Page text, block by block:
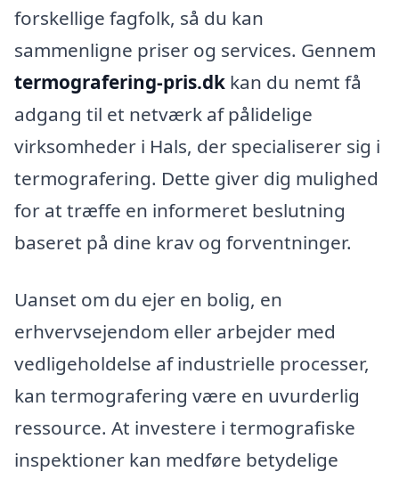
forskellige fagfolk, så du kan
sammenligne priser og services. Gennem
termografering-pris.dk kan du nemt få
adgang til et netværk af pålidelige
virksomheder i Hals, der specialiserer sig i
termografering. Dette giver dig mulighed
for at træffe en informeret beslutning
baseret på dine krav og forventninger.
Uanset om du ejer en bolig, en
erhvervsejendom eller arbejder med
vedligeholdelse af industrielle processer,
kan termografering være en uvurderlig
ressource. At investere i termografiske
inspektioner kan medføre betydelige